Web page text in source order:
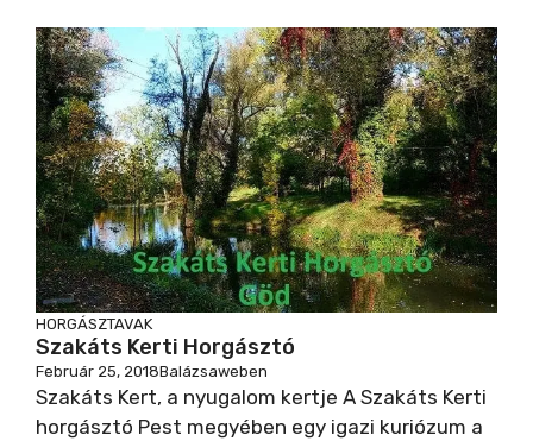
y
V
i
d
o
HORGÁSZTAVAK
Szakáts Kerti Horgásztó
Február 25, 2018Balázsaweben
Szakáts Kert, a nyugalom kertje A Szakáts Kerti
horgásztó Pest megyében egy igazi kuriózum a